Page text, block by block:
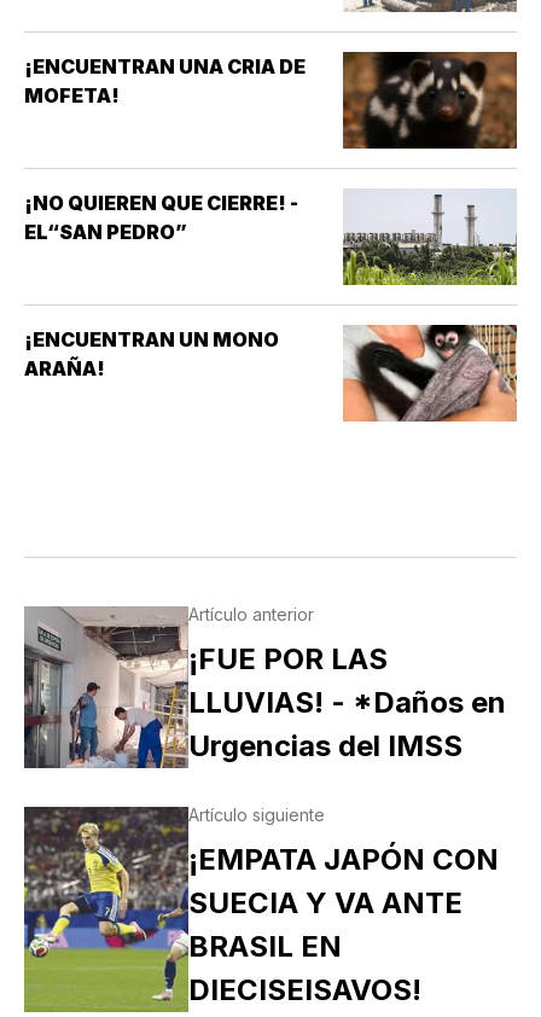
¡ENCUENTRAN UNA CRIA DE
MOFETA!
¡NO QUIEREN QUE CIERRE! -
EL“SAN PEDRO”
¡ENCUENTRAN UN MONO
ARAÑA!
Artículo anterior
¡FUE POR LAS
LLUVIAS! - *Daños en
Urgencias del IMSS
Artículo siguiente
¡EMPATA JAPÓN CON
SUECIA Y VA ANTE
BRASIL EN
DIECISEISAVOS!